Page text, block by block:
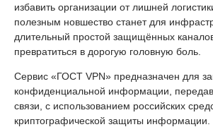
избавить организации от лишней
полезным новшество станет для
длительный простой защищённых
превратиться в дорогую головную боль.
Сервис «ГОСТ VPN» предназначен для
конфиденциальной информации,
связи, с использованием российских
криптографической защиты